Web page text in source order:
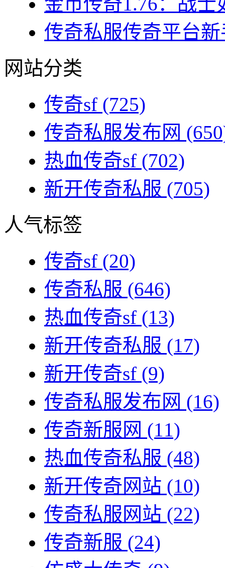
传奇私服传奇平台
网站分类
传奇sf (725)
传奇私服发布网
热血传奇sf (702)
新开传奇私服 (705)
人气标签
传奇sf (20)
传奇私服 (646)
热血传奇sf (13)
新开传奇私服 (17)
新开传奇sf (9)
传奇私服发布网 (16)
传奇新服网 (11)
热血传奇私服 (48)
新开传奇网站 (10)
传奇私服网站 (22)
传奇新服 (24)